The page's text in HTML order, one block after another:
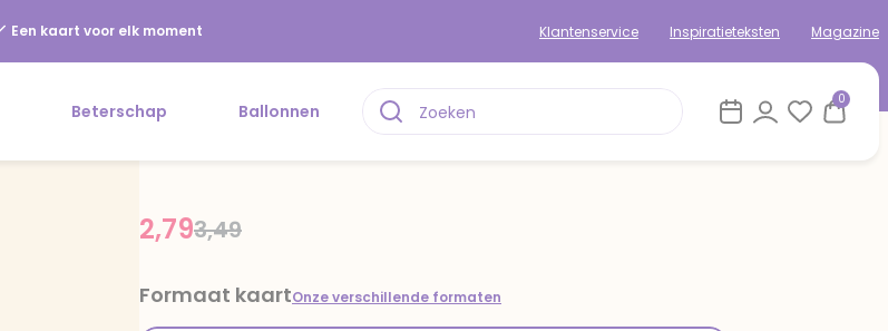
Een kaart voor elk moment Klantenservice Inspiratieteksten Magazine
Beterschap Ballonnen
0
Price reduced from
3,49to
2,79
Formaat kaartOnze verschillende formaten